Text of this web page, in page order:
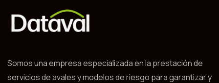
Somos una empresa especializada en la prestación de
servicios de avales y modelos de riesgo para garantizar y